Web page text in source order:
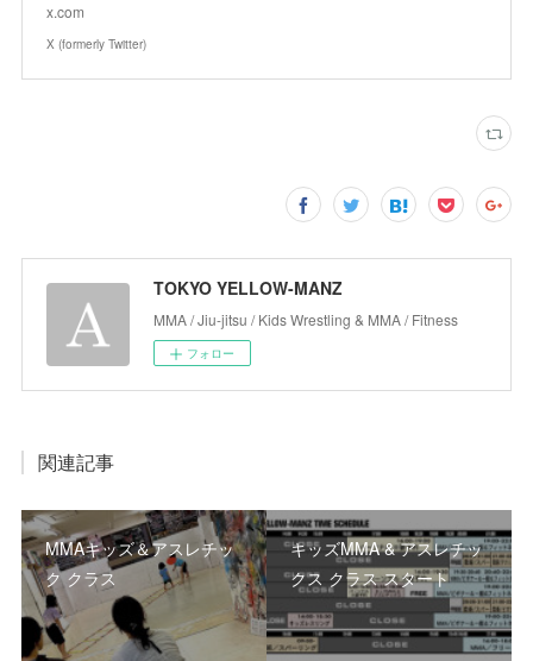
x.com
X (formerly Twitter)
TOKYO YELLOW-MANZ
MMA / Jiu-jitsu / Kids Wrestling & MMA / Fitness
フォロー
関連記事
MMAキッズ＆アスレチッ
ク クラス
キッズMMA & アスレチッ
クス クラス スタート